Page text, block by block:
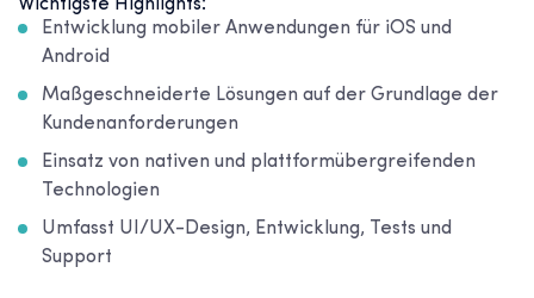
Wichtigste Highlights:
Entwicklung mobiler Anwendungen für iOS und
Android
Maßgeschneiderte Lösungen auf der Grundlage der
Kundenanforderungen
Einsatz von nativen und plattformübergreifenden
Technologien
Umfasst UI/UX-Design, Entwicklung, Tests und
Support